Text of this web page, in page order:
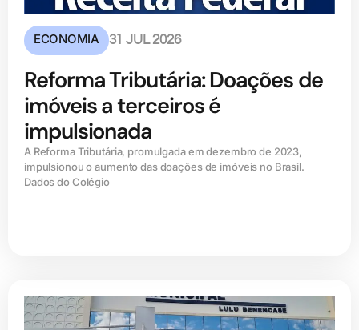
ECONOMIA 31 JUL 2026
Reforma Tributária: Doações de
imóveis a terceiros é
impulsionada
A Reforma Tributária, promulgada em dezembro de 2023,
impulsionou o aumento das doações de imóveis no Brasil.
Dados do Colégio